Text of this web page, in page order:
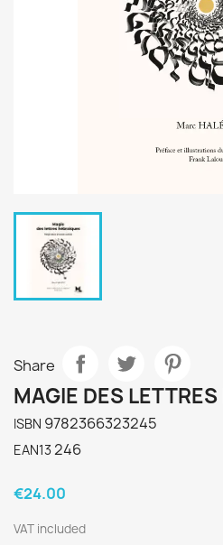
Share
MAGIE DES
ISBN 9782366323245
EAN13246
€24.00
VAT included